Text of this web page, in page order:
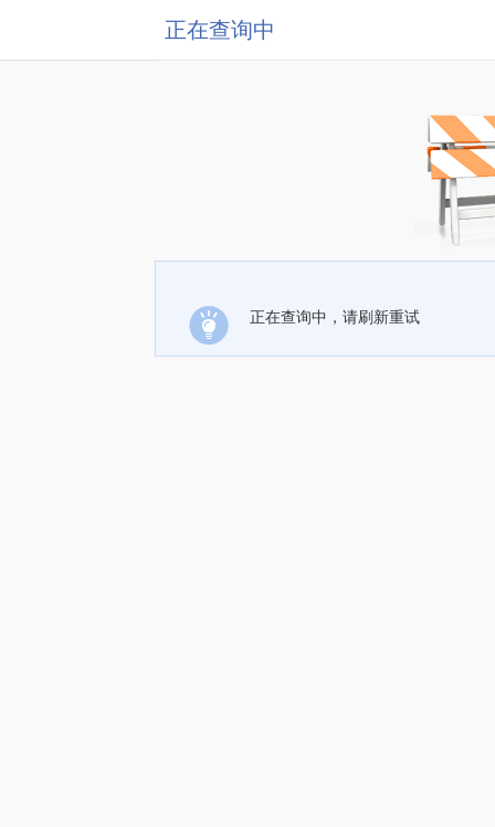
正在查询中
正在查询中，请刷新重试